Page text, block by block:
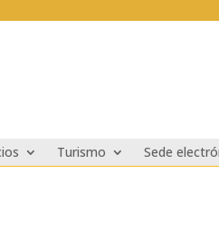
Turismo Sede